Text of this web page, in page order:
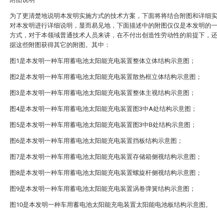
为了更清楚地说明本发明实施方式的技术方案，下面将将结合附图和详细
对本发明进行详细说明，显而易见地，下面描述中的附图仅仅是本发明的
方式，对于本领域普通技术人员来讲，在不付出创造性劳动性的前提下，
据这些附图获得其它的附图。其中：
图1是本发明一种车用蓄电池太阳能充电装置整体立体结构示意图；
图2是本发明一种车用蓄电池太阳能充电装置散热框立体结构示意图；
图3是本发明一种车用蓄电池太阳能充电装置整体主视结构示意图；
图4是本发明一种车用蓄电池太阳能充电装置图3中A处结构示意图；
图5是本发明一种车用蓄电池太阳能充电装置图3中B处结构示意图；
图6是本发明一种车用蓄电池太阳能充电装置挡板结构示意图；
图7是本发明一种车用蓄电池太阳能充电装置存储箱侧视结构示意图；
图8是本发明一种车用蓄电池太阳能充电装置螺旋杆侧视结构示意图；
图9是本发明一种车用蓄电池太阳能充电装置涡卷弹簧结构示意图；
图10是本发明一种车用蓄电池太阳能充电装置太阳能电池板结构示意图。